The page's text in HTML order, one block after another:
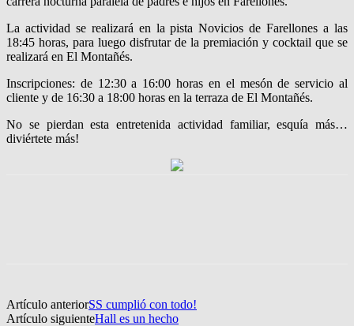
La actividad se realizará en la pista Novicios de Farellones a las
18:45 horas, para luego disfrutar de la premiación y cocktail que se
realizará en El Montañés.
Inscripciones: de 12:30 a 16:00 horas en el mesón de servicio al
cliente y de 16:30 a 18:00 horas en la terraza de El Montañés.
No se pierdan esta entretenida actividad familiar, esquía más…
diviértete más!
Artículo anteriorSS cumplió con todo!
Artículo siguienteHall es un hecho